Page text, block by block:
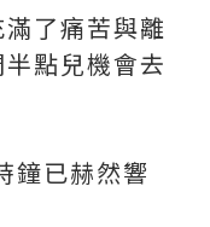
了痛苦與離
點兒機會去
鐘已赫然響